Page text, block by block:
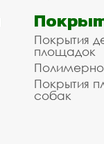
Покрытия
площадок
Покрытия
собак